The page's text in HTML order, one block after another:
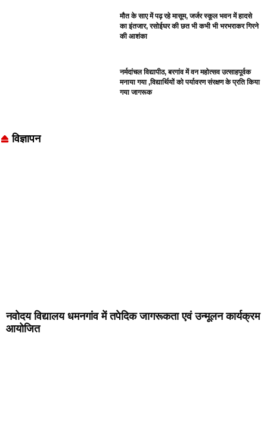
मौत के साए में पढ़ रहे मासूम, जर्जर स्कूल भवन में हादसे
का इंतजार, रसोईघर की छत भी कभी भी भरभराकर गिरने
की आशंका
नर्मदांचल विद्यापीठ, बरगांव में वन महोत्सव उत्साहपूर्वक
मनाया गया ,विद्यार्थियों को पर्यावरण संरक्षण के प्रति किया
गया जागरूक
विज्ञापन
नवोदय विद्यालय धमनगांव में तपेदिक जागरूकता एवं उन्मूलन कार्यक्रम
आयोजित